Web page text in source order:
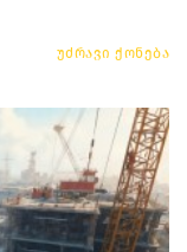
უძრავი ქონება